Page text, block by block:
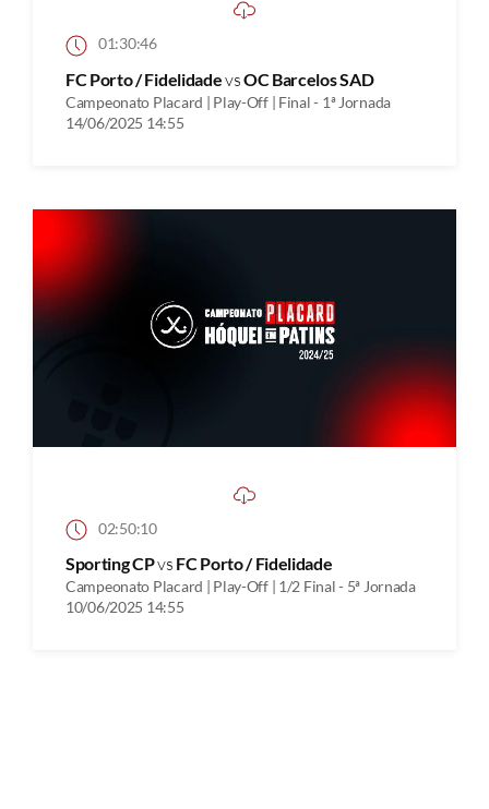
01:30:46
FC Porto / FidelidadevsOC Barcelos SAD
Campeonato Placard | Play-Off | Final - 1ª Jornada
14/06/2025 14:55
02:50:10
Sporting CPvs FC Porto / Fidelidade
Campeonato Placard | Play-Off | 1/2 Final - 5ª Jornada
10/06/2025 14:55